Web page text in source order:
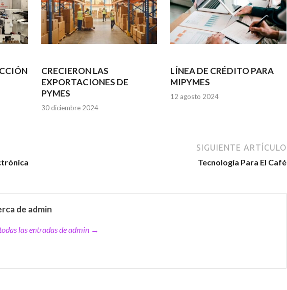
CRECIERON LAS
EXPORTACIONES DE
PYMES
30 diciembre 2024
LÍNEA DE CRÉDITO PARA
MIPYMES
12 agosto 2024
SIGUIENTE ARTÍCULO
Tecnología Para El Café
de admin
las entradas de admin →